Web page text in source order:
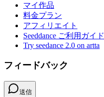
マイ作品
料金プラン
アフィリエイト
Seeddance ご利用ガイド
Try seedance 2.0 on artta
フィードバック
送信